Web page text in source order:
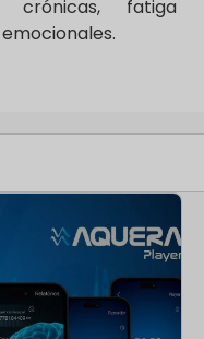
crónicas, fatiga